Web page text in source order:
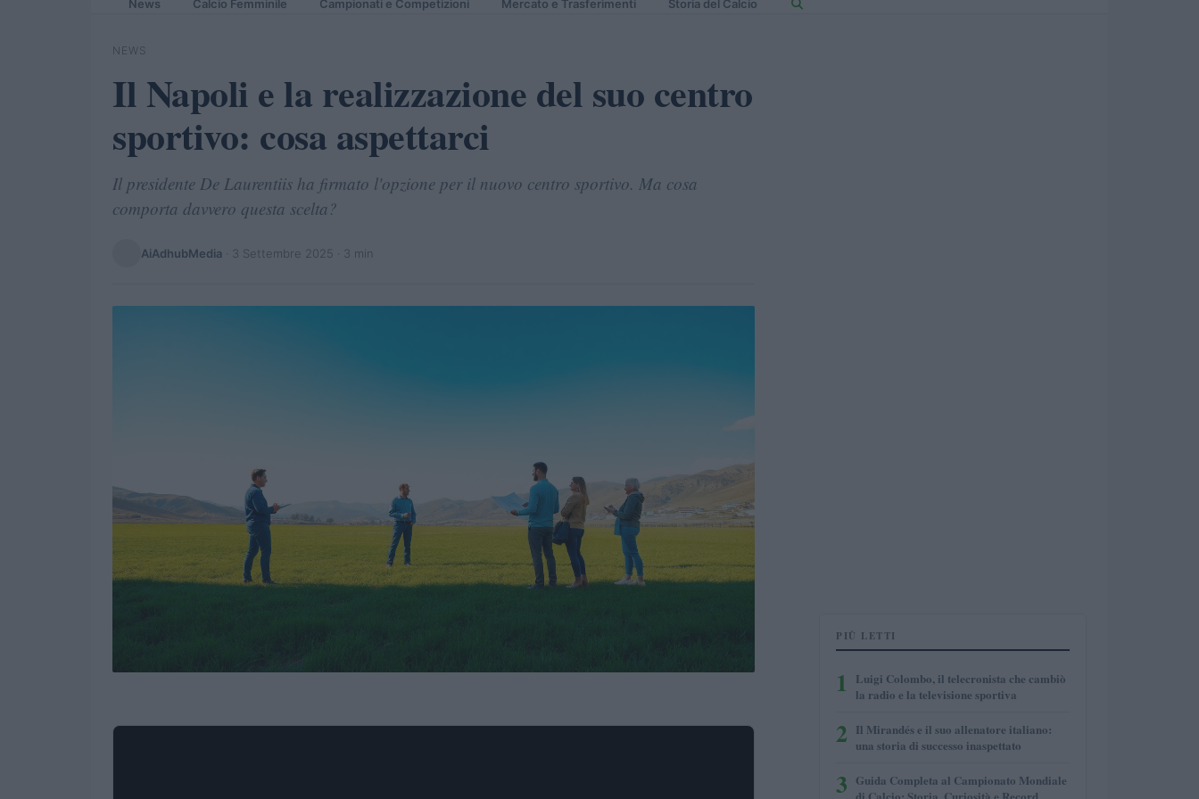
News Calcio Femminile Campionati e Competizioni Mercato e Trasferimenti Storia del Calcio
NEWS
Il Napoli e la realizzazione del suo centro
sportivo: cosa aspettarci
Il presidente De Laurentiis ha firmato l'opzione per il nuovo centro sportivo. Ma cosa
comporta davvero questa scelta?
AiAdhubMedia 3 Settembre 2025 · 3 min
PIÙ LETTI
1
Luigi Colombo, il telecronista che cambiò
la radio e la televisione sportiva
2 Il Mirandés e il suo allenatore italiano:
una storia di successo inaspettato
3 Guida Completa al Campionato Mondiale